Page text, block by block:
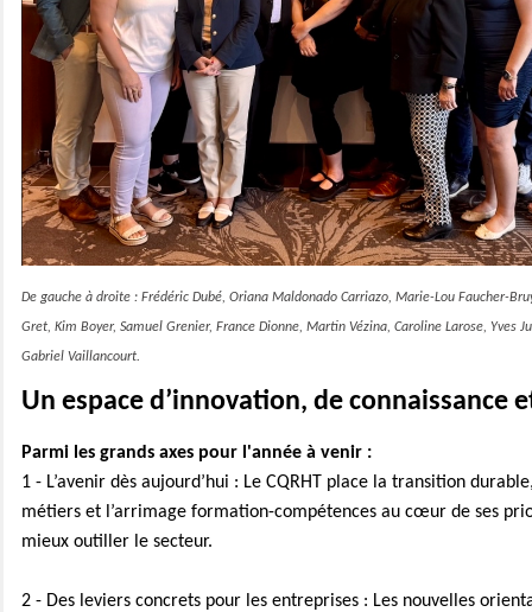
De gauche à droite : Frédéric Dubé, Oriana Maldonado Carriazo, Marie-Lou Faucher-
Gret, Kim Boyer, Samuel Grenier, France Dionne, Martin Vézina, Caroline Larose, Yves
Gabriel Vaillancourt.
Un espace d’innovation, de connaissance
Parmi les grands axes pour l'année à venir :
1 - L’avenir dès aujourd’hui : Le CQRHT place la transition
métiers et l’arrimage formation-compétences au cœur de ses
mieux outiller le secteur.
2 - Des leviers concrets pour les entreprises : Les nouvelles